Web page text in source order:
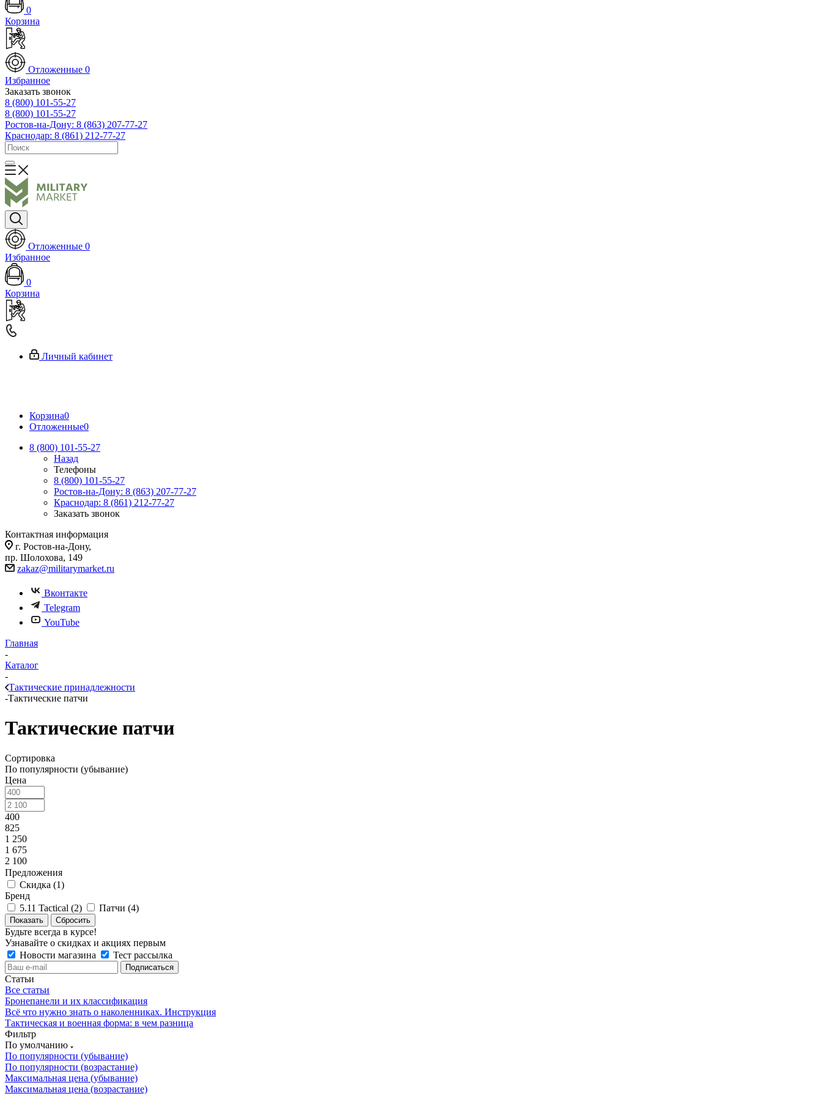
0
Корзина
Отложенные 0
Избранное
Заказать звонок
8 (800) 101-55-27
8 (800) 101-55-27
Ростов-на-Дону: 8 (863) 207-77-27
Краснодар: 8 (861) 212-77-27
Отложенные 0
Избранное
0
Корзина
Личный кабинет
Корзина0
Отложенные0
8 (800) 101-55-27
Назад
Телефоны
8 (800) 101-55-27
Ростов-на-Дону: 8 (863) 207-77-27
Краснодар: 8 (861) 212-77-27
Заказать звонок
Контактная информация
г. Ростов-на-Дону,
пр. Шолохова, 149
zakaz@militarymarket.ru
Вконтакте
Telegram
YouTube
Главная
-
Каталог
-
Тактические принадлежности
-Тактические патчи
Тактические патчи
Сортировка
По популярности (убывание)
Цена
400
825
1 250
1 675
2 100
Предложения
Скидка (1)
Бренд
5.11 Tactical (2) Патчи (4)
Сбросить
Будьте всегда в курсе!
Узнавайте о скидках и акциях первым
Новости магазина
Тест рассылка
Статьи
Все статьи
Бронепанели и их классификация
Всё что нужно знать о наколенниках. Инструкция
Тактическая и военная форма: в чем разница
Фильтр
По умолчанию
По популярности (убывание)
По популярности (возрастание)
Максимальная цена (убывание)
Максимальная цена (возрастание)